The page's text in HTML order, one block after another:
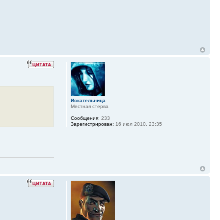
Искательница
Местная стерва
Сообщения: 233
Зарегистрирован: 16 июл 2010, 23:35